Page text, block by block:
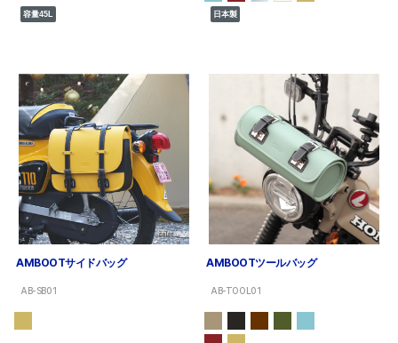
容量45L 日本製
AMBOOTサイドバッグ
AB-SB01
AMBOOTツールバッグ
AB-TOOL01